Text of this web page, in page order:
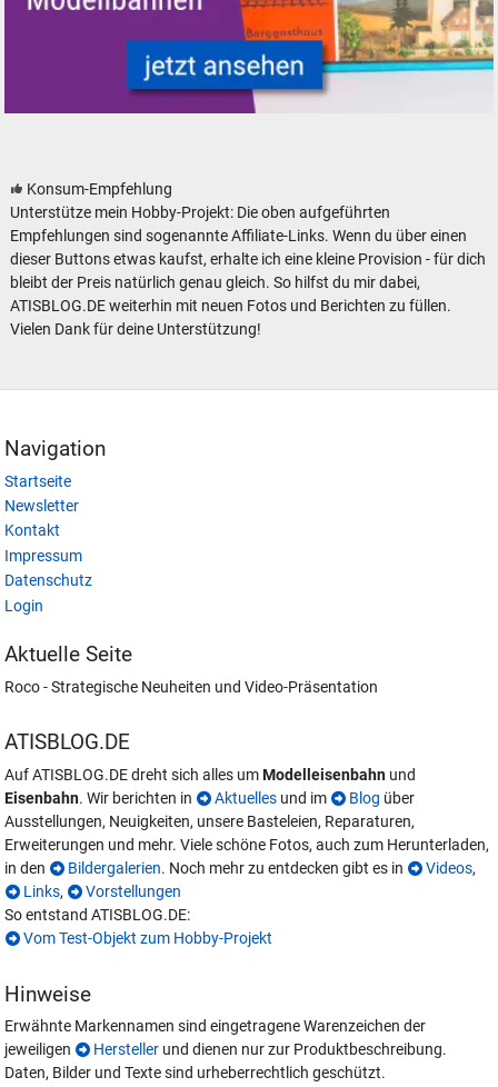
Konsum-Empfehlung
Unterstütze mein Hobby-Projekt: Die oben aufgeführten
Empfehlungen sind sogenannte Affiliate-Links. Wenn du über einen
dieser Buttons etwas kaufst, erhalte ich eine kleine Provision - für dich
bleibt der Preis natürlich genau gleich. So hilfst du mir dabei,
ATISBLOG.DE weiterhin mit neuen Fotos und Berichten zu füllen.
Vielen Dank für deine Unterstützung!
Navigation
Startseite
Newsletter
Kontakt
Impressum
Datenschutz
Login
Aktuelle Seite
Roco - Strategische Neuheiten und Video-Präsentation
ATISBLOG.DE
Auf ATISBLOG.DE dreht sich alles umModelleisenbahn und
Eisenbahn. Wir berichten in Aktuelles und im Blog über
Ausstellungen, Neuigkeiten, unsere Basteleien, Reparaturen,
Erweiterungen und mehr. Viele schöne Fotos, auch zum Herunterladen,
in den
Bildergalerien. Noch mehr zu entdecken gibt es in Videos,
Links,
Vorstellungen
So entstand ATISBLOG.DE:
Vom Test-Objekt zum Hobby-Projekt
Hinweise
Erwähnte Markennamen sind eingetragene Warenzeichen der
jeweiligen
Hersteller und dienen nur zur Produktbeschreibung.
Daten, Bilder und Texte sind urheberrechtlich geschützt.